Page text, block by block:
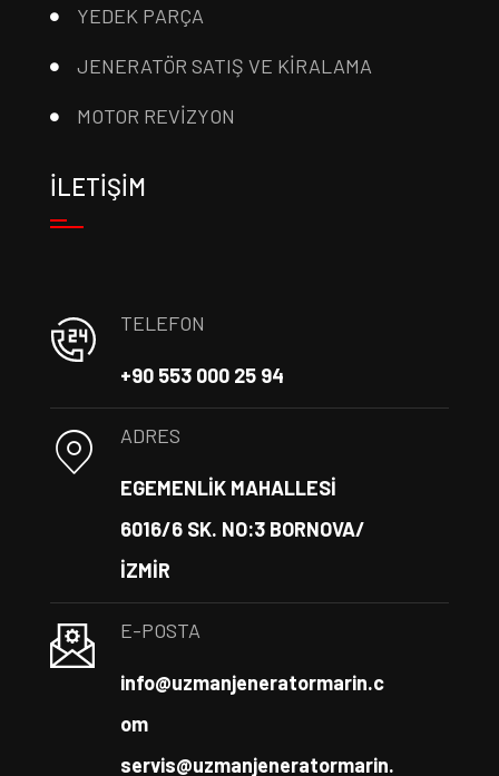
YEDEK PARÇA
JENERATÖR SATIŞ VE KİRALAMA
MOTOR REVİZYON
İLETİŞİM
TELEFON
+90 553 000 25 94
ADRES
EGEMENLİK MAHALLESİ
6016/6 SK. NO:3 BORNOVA/
İZMİR
E-POSTA
info@uzmanjeneratormarin.c
om
servis@uzmanjeneratormarin.